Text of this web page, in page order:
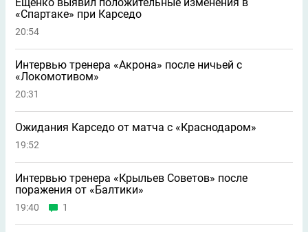
«Спартаке» при Карседо
20:54
Интервью тренера «Акрона» после ничьей с
«Локомотивом»
20:31
Ожидания Карседо от матча с «Краснодаром»
19:52
Интервью тренера «Крыльев Советов» после
поражения от «Балтики»
19:40 1